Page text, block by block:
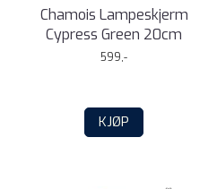
Chamois Lampeskjerm
Cypress Green 20cm
599,-
KJØP